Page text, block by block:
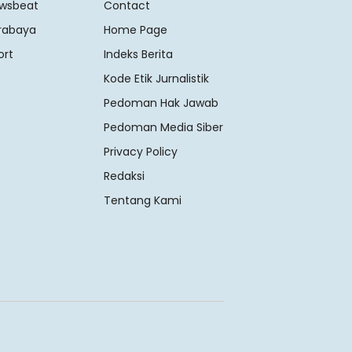
Contact
Home Page
Indeks Berita
Kode Etik Jurnalistik
Pedoman Hak Jawab
Pedoman Media Siber
Privacy Policy
Redaksi
Tentang Kami